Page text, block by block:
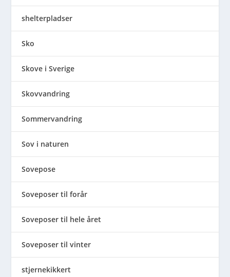
shelterpladser
Sko
Skove i Sverige
Skovvandring
Sommervandring
Sov i naturen
Sovepose
Soveposer til forår
Soveposer til hele året
Soveposer til vinter
stjernekikkert